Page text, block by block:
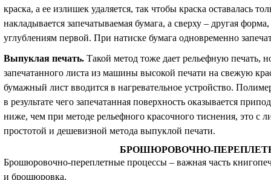
краска, а ее излишек удаляется, так чтобы краска оставалась
накладывается запечатываемая бумага, а сверху – другая
углублениям первой. При натиске бумага одновременно
Выпуклая печать. Такой метод тоже дает рельефную печать,
запечатанного листа из машины высокой печати на свежую
бумажный лист вводится в нагревательное устройство.
в результате чего запечатанная поверхность оказывается
ниже, чем при методе рельефного красочного тиснения, это с
простотой и дешевизной метода выпуклой печати.
БРОШЮРОВОЧНО-
Брошюровочно-переплетные процессы – важная часть
и брошюровка.